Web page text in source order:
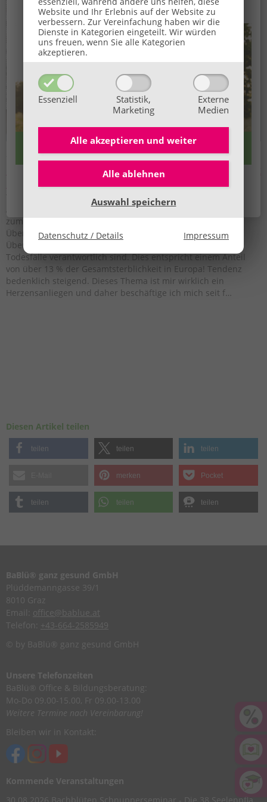
Website und Ihr Erlebnis auf der Website zu
verbessern. Zur Vereinfachung haben wir die
Dienste in Kategorien eingeteilt. Wir würden
uns freuen, wenn Sie alle Kategorien
akzeptieren.
Essenziell
Statistik,
Marketing
Externe
Medien
Alle akzeptieren und weiter
Alle ablehnen
Auswahl speichern
Datenschutz / Details Impressum
16.08.2026.
👉 Hier alle Infos
Wir freuen uns auf dich!
25. Juni 2025
Übergewicht als Symptom: Wenn die Seele dick
macht & schlank mit Bachblüten?
Trotz unzähliger Diätenvorschriften, Abnehm-Ratgeber,
Abnehmpillen, Diätshakes, Sportprogramme und Methoden
zum Abnehmen leiden immer mehr Menschen an
Übergewicht? Neueste Schätzungen gehen davon aus, dass
Übergewicht & Adipositas jährlich für mehr als 1,2 Mio.
Todesfälle verantwortlich sind. Dies entspricht einem Anteil
von über 13 % der Gesamtsterblichkeit in Europa! Tendenz
bedenklich steigend. Dieses Thema ist mir wirklich ein
Herzensanliegen und daher beschäftige ich mich seit f…
Diesen Artikel teilen
teilen teilen teilen
merken Pocket
teilen teilen teilen
BaBlü® ganz gesund GmbH
Plüddemanngasse 39/1
8010 Graz
Email: office@bablue.at
Telefon: +43-664-2585949
© by BaBlü® ganz gesund GmbH
Unsere Telefonzeiten
BaBlü® Office & Bildungsberatung:
Mo-Do 09.00-15.00, Fr 09.00-13.00
Weitere Termine nach Vereinbarung!
Bleiben wir in Kontakt:
Kommende Veranstaltungen